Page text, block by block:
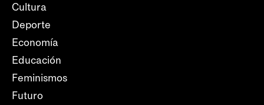
Cultura
Deporte
Economía
Educación
Feminismos
Futuro